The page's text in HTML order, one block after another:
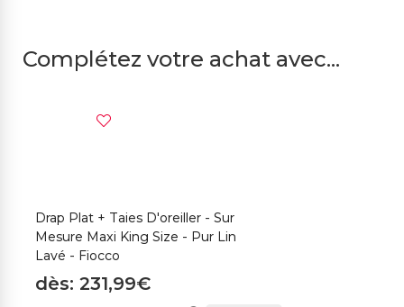
Complétez votre achat avec...
Drap Plat + Taies D'oreiller - Sur
Mesure Maxi King Size - Pur Lin
Lavé - Fiocco
dès: 231,99€